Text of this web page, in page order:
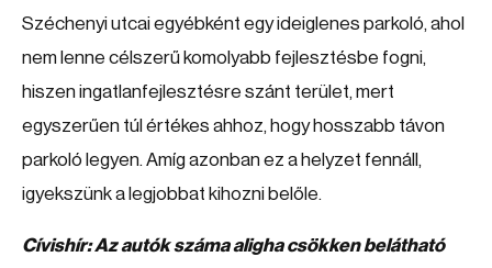
Széchenyi utcai egyébként egy ideiglenes parkoló, ahol
nem lenne célszerű komolyabb fejlesztésbe fogni,
hiszen ingatlanfejlesztésre szánt terület, mert
egyszerűen túl értékes ahhoz, hogy hosszabb távon
parkoló legyen. Amíg azonban ez a helyzet fennáll,
igyekszünk a legjobbat kihozni belőle.
Cívishír: Az autók száma aligha csökken belátható